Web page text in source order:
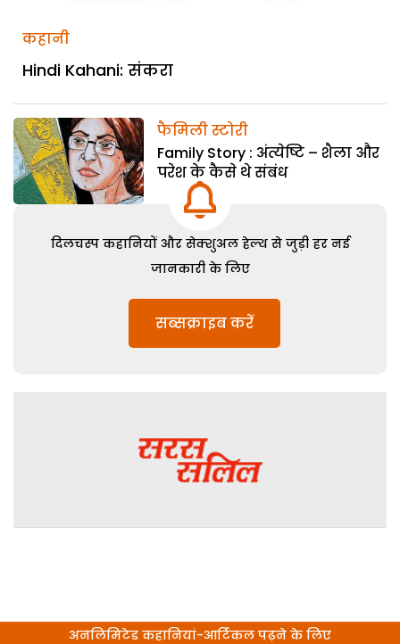
कहानी
Hindi Kahani: संकरा
फैमिली स्टोरी
Family Story : अंत्येष्टि – शैला और
परेश के कैसे थे संबंध
दिलचस्प कहानियों और सेक्शुअल हेल्थ से जुड़ी हर नई
जानकारी के लिए
सब्सक्राइब करें
अनलिमिटेड कहानियां-आर्टिकल पढ़ने के लिए